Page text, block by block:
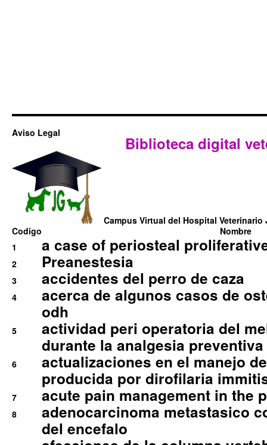
Aviso Legal
Biblioteca digital
Campus Virtual del Hospital Veterinario
Codigo
Nombre
1
a case of periosteal
2 Preanestesia
3 accidentes del perro de caza
4
acerca de algunos casos de
odh
5
actividad peri operatoria del
durante la analgesia
6
actualizaciones en el manejo
producida por dirofilaria
7 acute pain management in the
8
adenocarcinoma metastasico
del encefalo